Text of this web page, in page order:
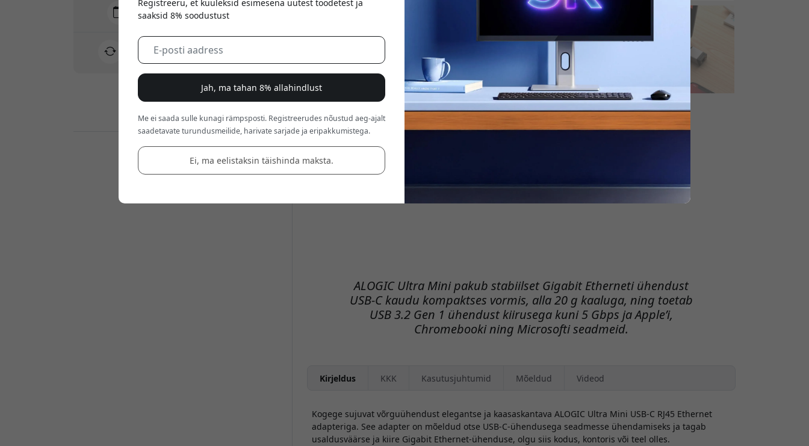
ALOGIC Ultra Mini pakub stabiilset Gigabit Etherneti ühendust
USB-C kaudu kompaktses vormis, alla 20 g kaaluga, ning toetab
USB 3.2 Gen 1 ühendust kiirusega kuni 5 Gbps ja Apple’i,
Chromebooki ning Microsofti seadmeid.
Kirjeldus KKK Kasutusjuhtumid Mõeldud Videod
Kogege sujuvat võrguühendust elegantse ja kaasaskantava ALOGIC Ultra Mini USB-C RJ45 Ethernet
adapteriga. See adapter on mõeldud otse USB-C-ühendusega seadmesse ühendamiseks ja tagab
usaldusväärse ja kiire Gigabit Ethernet-ühenduse, olgu siis kodus, kontoris või teel olles.
Tarne 10-12 august
Kiire ja jälgitav tarne
30-päevane tagastusõigus
Lihtne tagastus - ilma vaevata
Registreeru, et kuuleksid esimesena uutest toodetest ja
saaksid 8% soodustust
Jah, ma tahan 8% allahindlust
Me ei saada sulle kunagi rämpsposti. Registreerudes nõustud aeg-ajalt
saadetavate turundusmeilide, harivate sarjade ja eripakkumistega.
Ei, ma eelistaksin täishinda maksta.